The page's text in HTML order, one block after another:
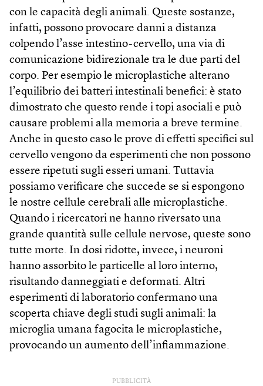
con le capacità degli animali. Queste sostanze,
infatti, possono provocare danni a distanza
colpendo l’asse intestino-cervello, una via di
comunicazione bidirezionale tra le due parti del
corpo. Per esempio le microplastiche alterano
l’equilibrio dei batteri intestinali benefici: è stato
dimostrato che questo rende i topi asociali e può
causare problemi alla memoria a breve termine.
Anche in questo caso le prove di effetti specifici sul
cervello vengono da esperimenti che non possono
essere ripetuti sugli esseri umani. Tuttavia
possiamo verificare che succede se si espongono
le nostre cellule cerebrali alle microplastiche.
Quando i ricercatori ne hanno riversato una
grande quantità sulle cellule nervose, queste sono
tutte morte. In dosi ridotte, invece, i neuroni
hanno assorbito le particelle al loro interno,
risultando danneggiati e deformati. Altri
esperimenti di laboratorio confermano una
scoperta chiave degli studi sugli animali: la
microglia umana fagocita le microplastiche,
provocando un aumento dell’infiammazione.
PUBBLICITÀ